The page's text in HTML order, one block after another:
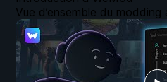
Vue d’ensemble du